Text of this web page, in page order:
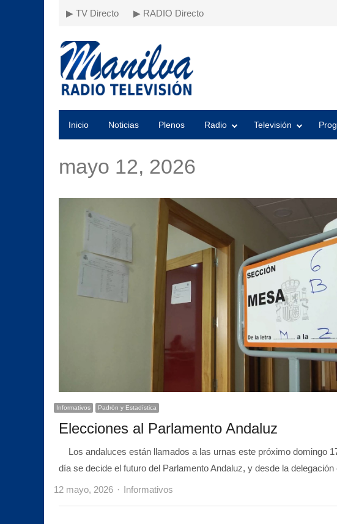
▶ TV Directo ▶ RADIO Directo
Inicio Noticias Plenos Radio Televisión
mayo 12, 2026
Informativos Padrón y Estadística
Elecciones al Parlamento Andaluz
Los andaluces están llamados a las urnas este próximo domingo
día se decide el futuro del Parlamento Andaluz, y desde la
12 mayo, 2026 Author
Informativos